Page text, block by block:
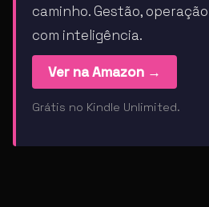
caminho. Gestão,
com inteligência.
Ver na Amazon →
Grátis no Kindle Unlimited.